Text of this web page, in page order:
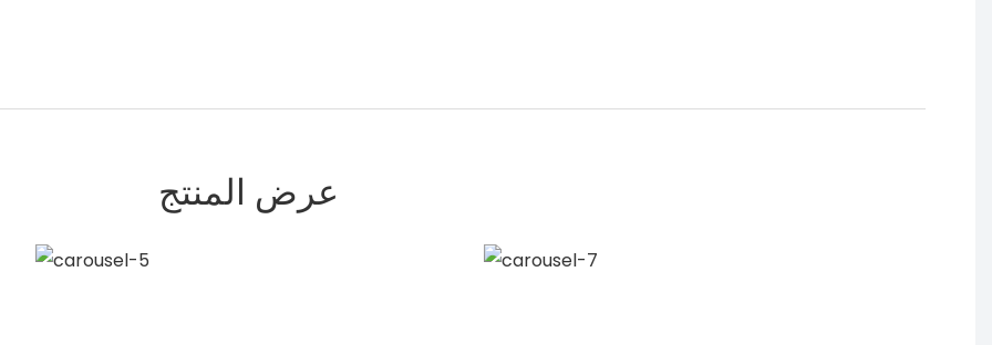
عرض المنتج